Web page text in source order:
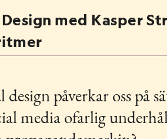
med Kasper
påverkar oss på
media ofarlig